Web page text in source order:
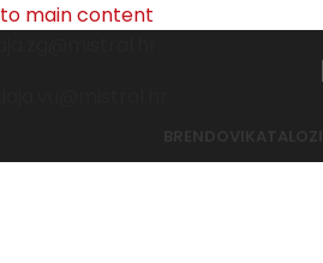
main content